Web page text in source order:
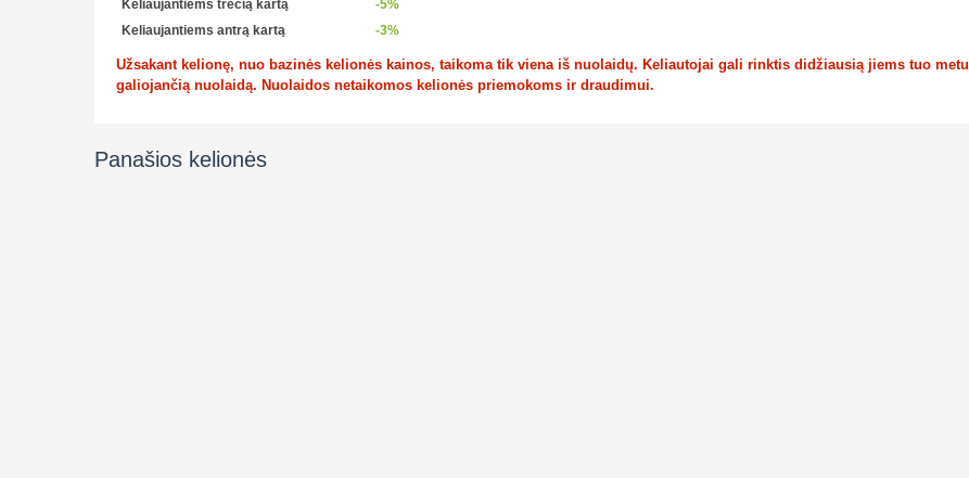
Keliaujantiems trečią kartą
-5%
Keliaujantiems antrą kartą
-3%
Užsakant kelionę, nuo bazinės kelionės kainos, taikoma tik viena iš nuolaidų. Keliautojai gali rinktis didžiausią jiems tuo metu
galiojančią nuolaidą. Nuolaidos netaikomos kelionės priemokoms ir draudimui.
Panašios kelionės